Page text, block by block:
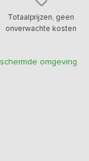
Totaalprijzen, geen
onverwachte kosten
omgeving